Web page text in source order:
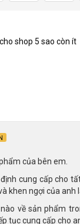
shop 5 sao còn ít
của bên em.
cung cấp cho
khen ngợi của anh
về sản phẩm
tục cung cấp cho